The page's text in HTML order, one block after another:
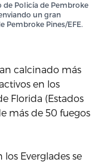
Policía de Pembroke
un gran
Pembroke Pines/EFE.
calcinado más
en los
Florida (Estados
más de 50 fuegos
Everglades se